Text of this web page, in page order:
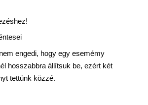
engedi, hogy egy esemémy
hosszabbra állítsuk be, ezért két
tettünk közzé.